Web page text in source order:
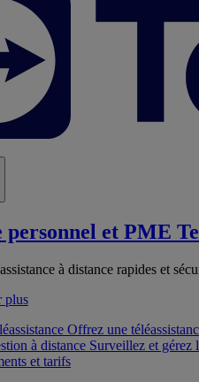
personnel et PME
à distance rapides et
plus
Offrez une
à distance Surveillez et gérez
et tarifs